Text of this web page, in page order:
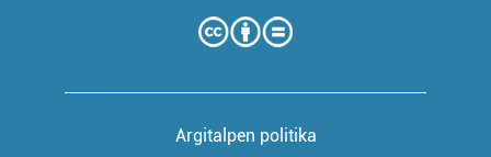
Argitalpen politika